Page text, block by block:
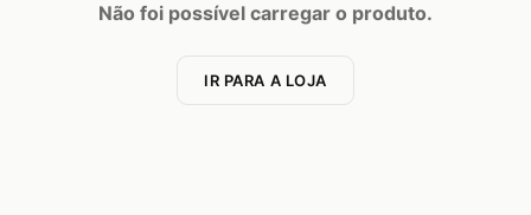
Não foi possível carregar o produto.
IR PARA A LOJA